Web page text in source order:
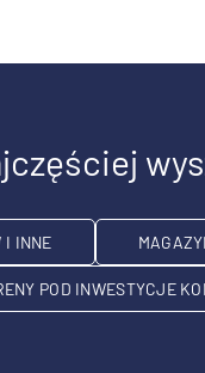
I INNE
POD INWESTYCJE